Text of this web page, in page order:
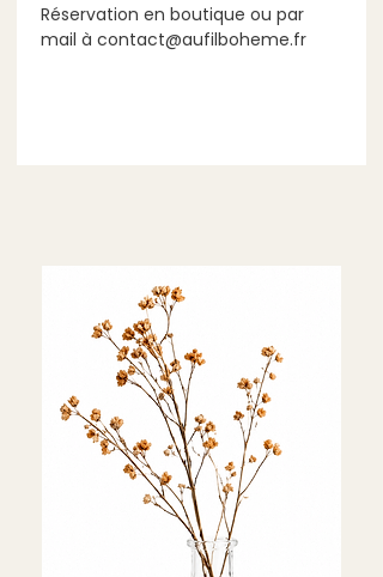
Réservation en boutique ou par
mail à contact@aufilboheme.fr